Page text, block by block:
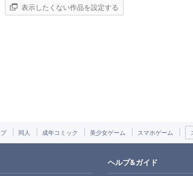
表示したくない作品を設定する
同人 成年コミック 美少女ゲーム スマホゲーム
ヘルプ&ガイド